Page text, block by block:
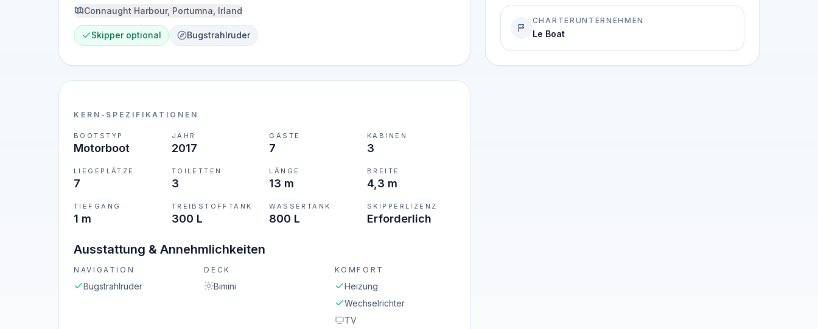
Connaught Harbour, Portumna, Irland
Skipper optional Bugstrahlruder
KERN-SPEZIFIKATIONEN
BOOTSTYP
Motorboot
JAHR
2017
GÄSTE
7
KABINEN
3
LIEGEPLÄTZE
7
TOILETTEN
3
LÄNGE
13 m
BREITE
4,3 m
TIEFGANG
1 m
TREIBSTOFFTANK
300 L
WASSERTANK
800 L
SKIPPERLIZENZ
Erforderlich
Ausstattung & Annehmlichkeiten
NAVIGATION
Bugstrahlruder
DECK
Bimini
KOMFORT
Heizung
Wechselrichter
TV
CHARTERUNTERNEHMEN
Le Boat